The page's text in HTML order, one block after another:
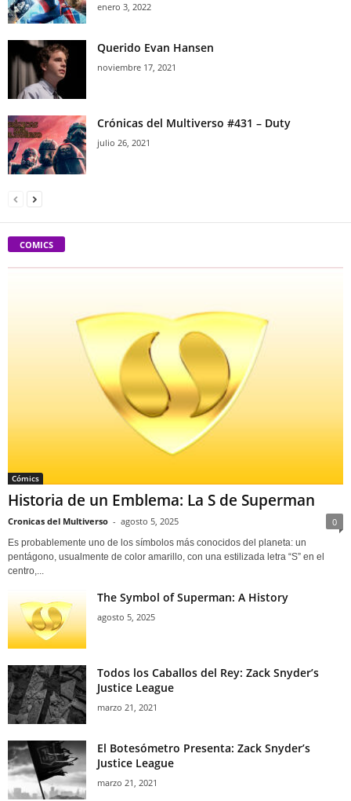
enero 3, 2022
Querido Evan Hansen
noviembre 17, 2021
Crónicas del Multiverso #431 – Duty
julio 26, 2021
COMICS
Cómics
Historia de un Emblema: La S de Superman
Cronicas del Multiverso - agosto 5, 2025 0
Es probablemente uno de los símbolos más conocidos del planeta: un
pentágono, usualmente de color amarillo, con una estilizada letra “S” en el
centro,...
The Symbol of Superman: A History
agosto 5, 2025
Todos los Caballos del Rey: Zack Snyder’s
Justice League
marzo 21, 2021
El Botesómetro Presenta: Zack Snyder’s
Justice League
marzo 21, 2021